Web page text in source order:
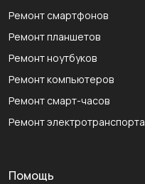
Ремонт смартфонов
Ремонт планшетов
Ремонт ноутбуков
Ремонт компьютеров
Ремонт смарт-часов
Ремонт электротранспорта
Помощь